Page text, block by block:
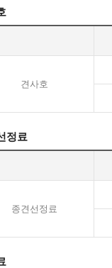
견사호
정료
종견선정료